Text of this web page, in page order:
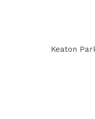
Keaton